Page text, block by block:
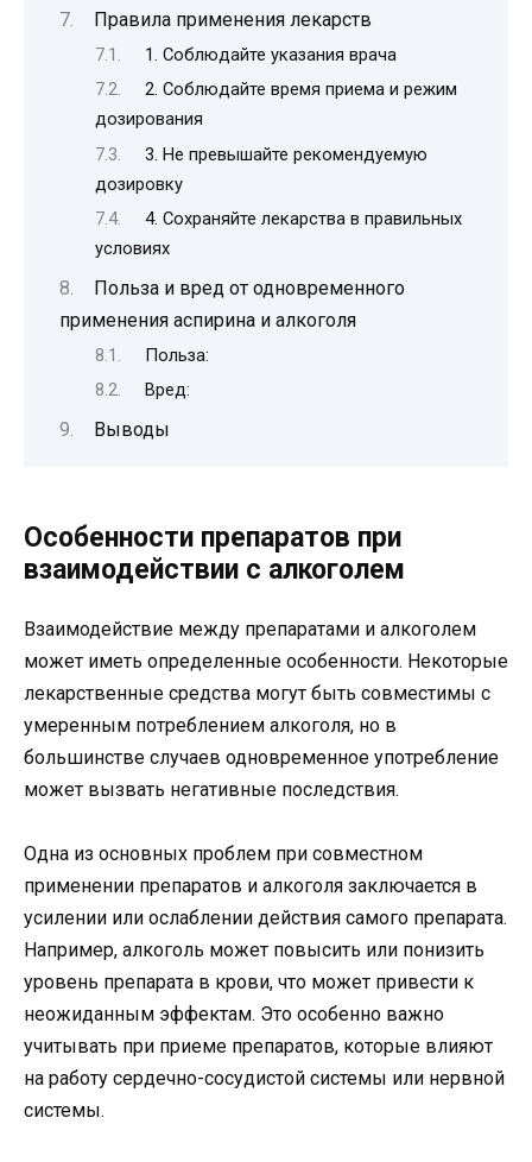
Правила применения лекарств
1. Соблюдайте указания врача
2. Соблюдайте время приема и режим
дозирования
3. Не превышайте рекомендуемую
дозировку
4. Сохраняйте лекарства в правильных
условиях
Польза и вред от одновременного
применения аспирина и алкоголя
Польза:
Вред:
Выводы
Особенности препаратов при
взаимодействии с алкоголем
Взаимодействие между препаратами и алкоголем
может иметь определенные особенности. Некоторые
лекарственные средства могут быть совместимы с
умеренным потреблением алкоголя, но в
большинстве случаев одновременное употребление
может вызвать негативные последствия.
Одна из основных проблем при совместном
применении препаратов и алкоголя заключается в
усилении или ослаблении действия самого препарата.
Например, алкоголь может повысить или понизить
уровень препарата в крови, что может привести к
неожиданным эффектам. Это особенно важно
учитывать при приеме препаратов, которые влияют
на работу сердечно-сосудистой системы или нервной
системы.